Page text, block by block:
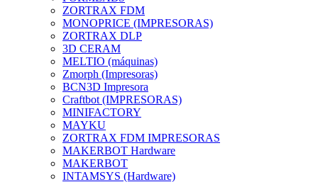
ZORTRAX FDM
MONOPRICE (IMPRESORAS)
ZORTRAX DLP
3D CERAM
MELTIO (máquinas)
Zmorph (Impresoras)
BCN3D Impresora
Craftbot (IMPRESORAS)
MINIFACTORY
MAYKU
ZORTRAX FDM IMPRESORAS
MAKERBOT Hardware
MAKERBOT
INTAMSYS (Hardware)